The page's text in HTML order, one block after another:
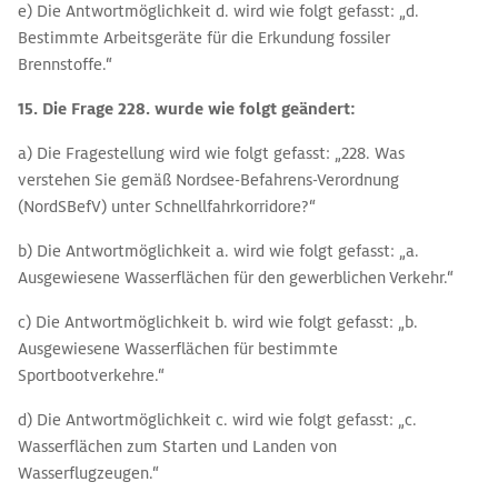
e) Die Antwortmöglichkeit d. wird wie folgt gefasst: „d.
Bestimmte Arbeitsgeräte für die Erkundung fossiler
Brennstoffe.“
15. Die Frage 228. wurde wie folgt geändert:
a) Die Fragestellung wird wie folgt gefasst: „228. Was
verstehen Sie gemäß Nordsee-Befahrens-Verordnung
(NordSBefV) unter Schnellfahrkorridore?“
b) Die Antwortmöglichkeit a. wird wie folgt gefasst: „a.
Ausgewiesene Wasserflächen für den gewerblichen Verkehr.“
c) Die Antwortmöglichkeit b. wird wie folgt gefasst: „b.
Ausgewiesene Wasserflächen für bestimmte
Sportbootverkehre.“
d) Die Antwortmöglichkeit c. wird wie folgt gefasst: „c.
Wasserflächen zum Starten und Landen von
Wasserflugzeugen.“